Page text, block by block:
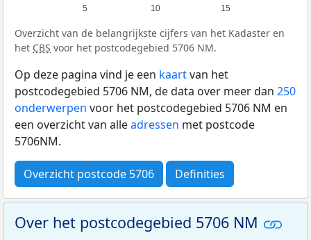
5 10 15
Overzicht van de belangrijkste cijfers van het Kadaster en
het CBS voor het postcodegebied 5706 NM.
Op deze pagina vind je een kaartvan het
postcodegebied 5706 NM, de data over meer dan 250
onderwerpen voor het postcodegebied 5706 NM en
een overzicht van alleadressen met postcode
5706NM.
Overzicht postcode 5706 Definities
Over het postcodegebied 5706 NM